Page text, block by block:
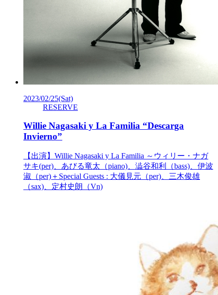
2023/02/25(Sat)
RESERVE
Willie Nagasaki y La Familia “Descarga
Invierno”
【出演】Willie Nagasaki y La Familia ～ウィリー・ナガ
サキ(per)、あびる竜太（piano)、澁谷和利（bass)、伊波
淑（per)＋Special Guests : 大儀見元（per)、三木俊雄
（sax)、定村史朗（Vn)